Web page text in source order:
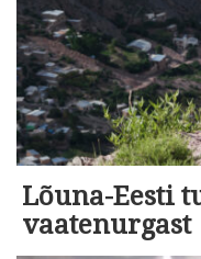
Lõuna-Eesti
vaatenurgast